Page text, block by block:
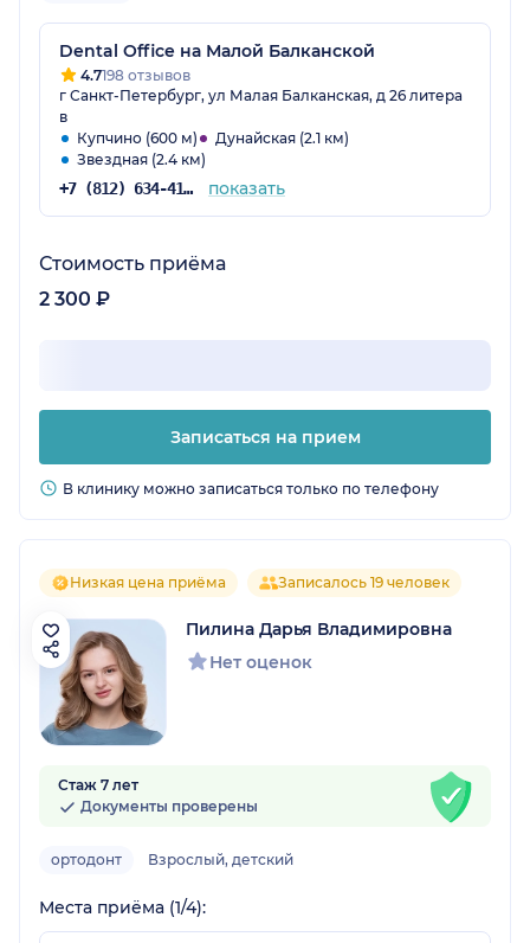
Dental Office на Малой Балканской
4.7198 отзывов
г Санкт-Петербург, ул Малая Балканская, д 26 литера
в
Купчино (600 м)
Дунайская (2.1 км)
Звездная (2.4 км)
+7 (812) 634-41-20 показать
Стоимость приёма
2 300 ₽
Записаться на прием
В клинику можно записаться только по телефону
Низкая цена приёма Записалось 19 человек
Пилина Дарья Владимировна
Нет оценок
Стаж 7 лет
Документы проверены
ортодонт Взрослый, детский
Места приёма (1/4):